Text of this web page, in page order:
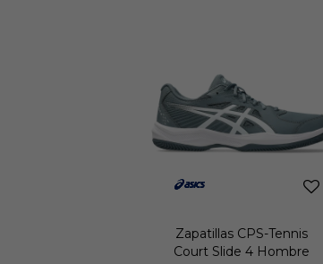
Zapatillas CPS-Tennis
Court Slide 4 Hombre